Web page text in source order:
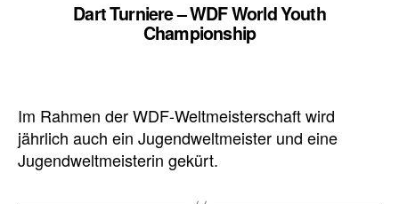
Dart Turniere – WDF World Youth
Championship
Im Rahmen der WDF-Weltmeisterschaft wird
jährlich auch ein Jugendweltmeister und eine
Jugendweltmeisterin gekürt.